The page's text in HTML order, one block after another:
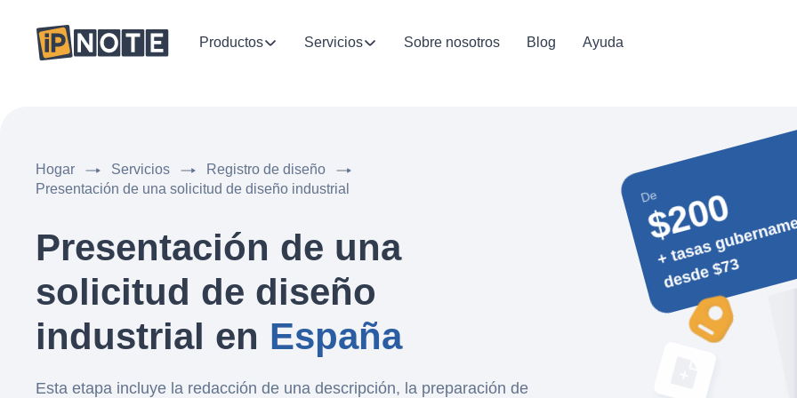
Productos Servicios Sobre nosotros Blog Ayuda
Hogar Servicios
Registro de diseño
Presentación de una solicitud de diseño industrial
Presentación de una
solicitud de diseño
industrial en España
Esta etapa incluye la redacción de una descripción, la preparación de
De
$200
+
3